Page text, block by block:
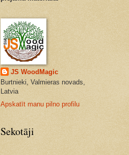
JS WoodMagic
Burtnieki, Valmieras novads,
Latvia
Apskatīt manu pilno profilu
Sekotāji